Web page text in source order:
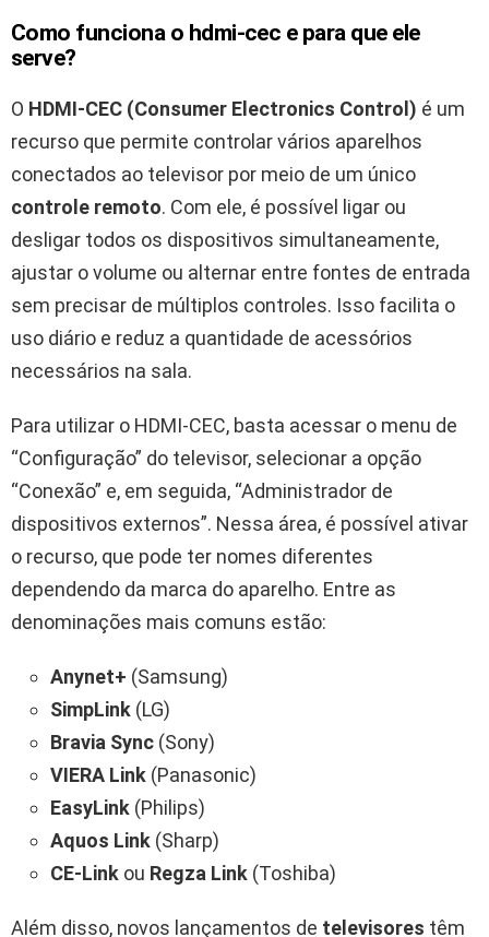
Como funciona o hdmi-cec e para que ele
serve?
O HDMI-CEC (Consumer Electronics Control) é um
recurso que permite controlar vários aparelhos
conectados ao televisor por meio de um único
controle remoto. Com ele, é possível ligar ou
desligar todos os dispositivos simultaneamente,
ajustar o volume ou alternar entre fontes de entrada
sem precisar de múltiplos controles. Isso facilita o
uso diário e reduz a quantidade de acessórios
necessários na sala.
Para utilizar o HDMI-CEC, basta acessar o menu de
“Configuração” do televisor, selecionar a opção
“Conexão” e, em seguida, “Administrador de
dispositivos externos”. Nessa área, é possível ativar
o recurso, que pode ter nomes diferentes
dependendo da marca do aparelho. Entre as
denominações mais comuns estão:
Anynet+ (Samsung)
SimpLink (LG)
Bravia Sync (Sony)
VIERA Link (Panasonic)
EasyLink (Philips)
Aquos Link (Sharp)
CE-Link ou Regza Link (Toshiba)
Além disso, novos lançamentos de televisores têm